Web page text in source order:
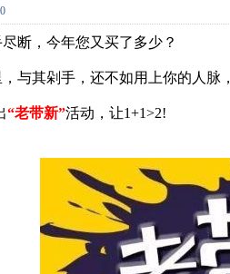
断，今年您又买了多少？
与其剁手，还不如用上你的人脉，
“老带新”活动，让1+1>2!